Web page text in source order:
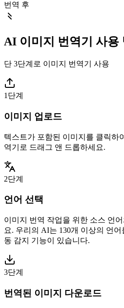
번역 후
AI 이미지 번역기 사용
단 3단계로 이미지 번역기 사용
1단계
이미지 업로드
텍스트가 포함된 이미지를 클릭하
역기로 드래그 앤 드롭하세요.
2단계
언어 선택
이미지 번역 작업을 위한 소스 언
요. 우리의 AI는 130개 이상의 언
동 감지 기능이 있습니다.
3단계
번역된 이미지 다운로드